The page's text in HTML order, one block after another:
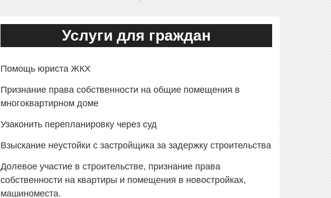
Услуги для граждан
Помощь юриста ЖКХ
Признание права собственности на общие помещения в
многоквартирном доме
Узаконить перепланировку через суд
Взыскание неустойки с застройщика за задержку строительства
Долевое участие в строительстве, признание права
собственности на квартиры и помещения в новостройках,
машиноместа.